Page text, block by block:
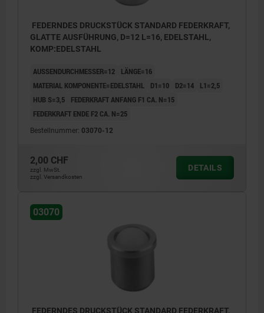
FEDERNDES DRUCKSTÜCK STANDARD FEDERKRAFT,
GLATTE AUSFÜHRUNG, D=12 L=16, EDELSTAHL,
KOMP:EDELSTAHL
AUSSENDURCHMESSER=12
LÄNGE=16
MATERIAL KOMPONENTE=EDELSTAHL
D1=10 D2=14
L1=2,5
HUB S=3,5
FEDERKRAFT ANFANG F1 CA. N=15
FEDERKRAFT ENDE F2 CA. N=25
Bestellnummer: 03070-12
2,00 CHF
zzgl. MwSt.
zzgl. Versandkosten
DETAILS
03070
FEDERNDES DRUCKSTÜCK STANDARD FEDERKRAFT,